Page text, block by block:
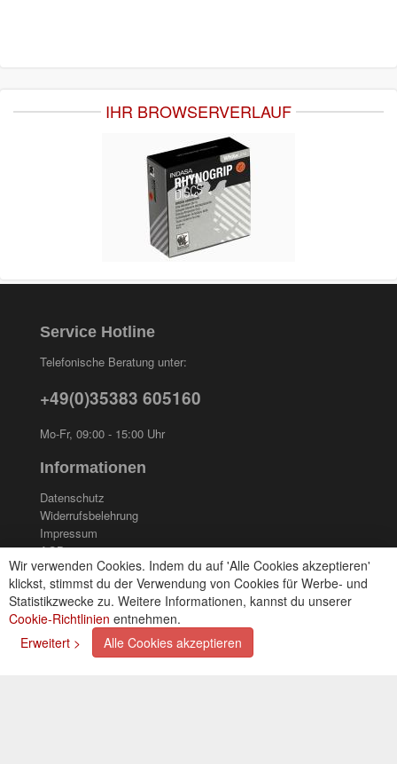
IHR BROWSERVERLAUF
Wir verwenden Cookies. Indem du auf 'Alle Cookies akzeptieren'
klickst, stimmst du der Verwendung von Cookies für Werbe- und
Statistikzwecke zu. Weitere Informationen, kannst du unserer
Cookie-Richtlinien entnehmen.
Erweitert >
Alle Cookies akzeptieren
Service Hotline
Telefonische Beratung unter:
+49(0)35383 605160
Mo-Fr, 09:00 - 15:00 Uhr
Informationen
Datenschutz
Widerrufsbelehrung
Impressum
AGB
Kontakt
Cookies einstellungen
Zahlungsarten